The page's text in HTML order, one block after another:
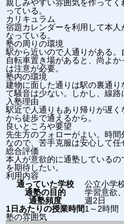
親しみやすい雰囲気を作って
っている。
カリキュラム
宿題カレンダーを利用して本
なっている。
塾の周りの環境
駅から近いので人通りがある。
自転車置き場があると、尚よ
は注意が必要。
塾内の環境
建物に面した通りは駅の裏通
て騒音は少ない。しかし、線路
入塾理由
駅近で人通りもあり帰りが遅
から徒歩で通えるから。
良いところや要望
先生方のフォローがよい。時
なので、苦手克服は安心して任
総合評価
本人が意欲的に通塾している
を期待したい。
利用内容
通っていた学校
公立小学
通塾の目的
学習意欲
通塾頻度
週2日
1日あたりの授業時間1～2時間
塾の雰囲気